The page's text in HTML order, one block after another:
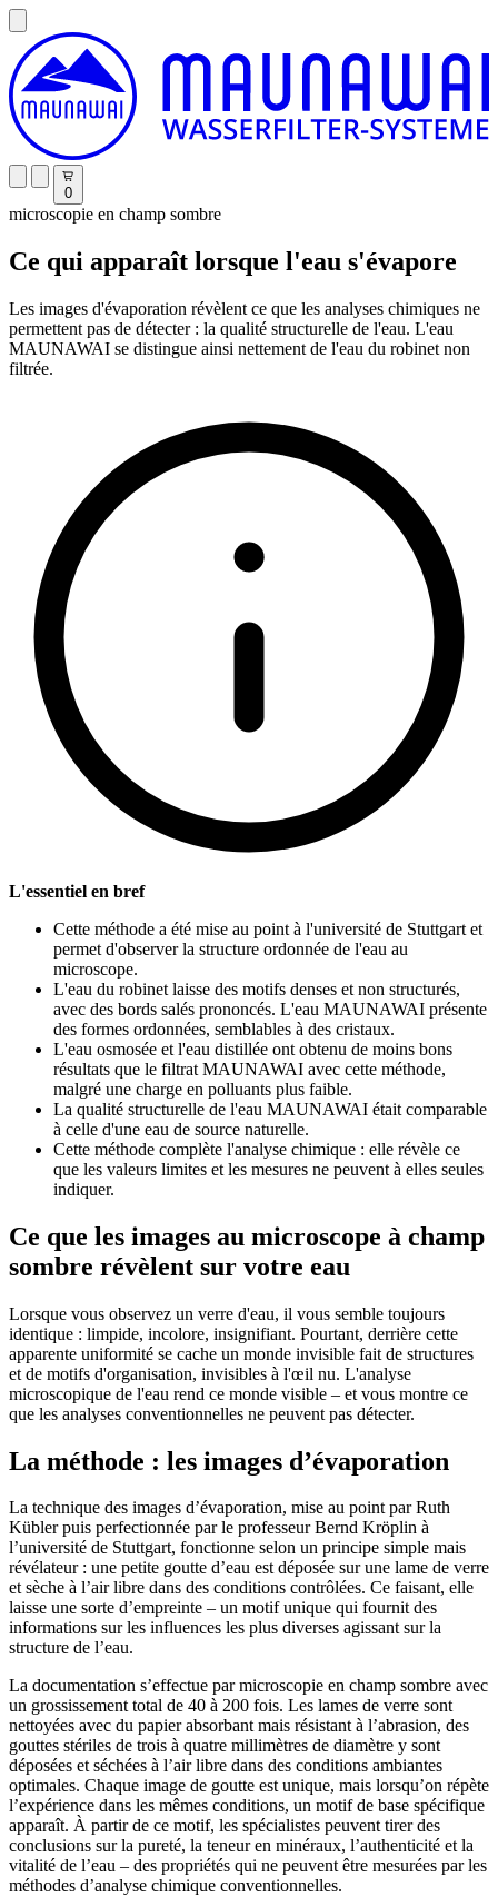
0
microscopie en champ sombre
Ce qui apparaît lorsque l'eau s'évapore
Les images d'évaporation révèlent ce que les analyses chimiques ne
permettent pas de détecter : la qualité structurelle de l'eau. L'eau
MAUNAWAI se distingue ainsi nettement de l'eau du robinet non
filtrée.
L'essentiel en bref
Cette méthode a été mise au point à l'université de Stuttgart et
permet d'observer la structure ordonnée de l'eau au
microscope.
L'eau du robinet laisse des motifs denses et non structurés,
avec des bords salés prononcés. L'eau MAUNAWAI présente
des formes ordonnées, semblables à des cristaux.
L'eau osmosée et l'eau distillée ont obtenu de moins bons
résultats que le filtrat MAUNAWAI avec cette méthode,
malgré une charge en polluants plus faible.
La qualité structurelle de l'eau MAUNAWAI était comparable
à celle d'une eau de source naturelle.
Cette méthode complète l'analyse chimique : elle révèle ce
que les valeurs limites et les mesures ne peuvent à elles seules
indiquer.
Ce que les images au microscope à champ
sombre révèlent sur votre eau
Lorsque vous observez un verre d'eau, il vous semble toujours
identique : limpide, incolore, insignifiant. Pourtant, derrière cette
apparente uniformité se cache un monde invisible fait de structures
et de motifs d'organisation, invisibles à l'œil nu. L'analyse
microscopique de l'eau rend ce monde visible – et vous montre ce
que les analyses conventionnelles ne peuvent pas détecter.
La méthode : les images d’évaporation
La technique des images d’évaporation, mise au point par Ruth
Kübler puis perfectionnée par le professeur Bernd Kröplin à
l’université de Stuttgart, fonctionne selon un principe simple mais
révélateur : une petite goutte d’eau est déposée sur une lame de verre
et sèche à l’air libre dans des conditions contrôlées. Ce faisant, elle
laisse une sorte d’empreinte – un motif unique qui fournit des
informations sur les influences les plus diverses agissant sur la
structure de l’eau.
La documentation s’effectue par microscopie en champ sombre avec
un grossissement total de 40 à 200 fois. Les lames de verre sont
nettoyées avec du papier absorbant mais résistant à l’abrasion, des
gouttes stériles de trois à quatre millimètres de diamètre y sont
déposées et séchées à l’air libre dans des conditions ambiantes
optimales. Chaque image de goutte est unique, mais lorsqu’on répète
l’expérience dans les mêmes conditions, un motif de base spécifique
apparaît. À partir de ce motif, les spécialistes peuvent tirer des
conclusions sur la pureté, la teneur en minéraux, l’authenticité et la
vitalité de l’eau – des propriétés qui ne peuvent être mesurées par les
méthodes d’analyse chimique conventionnelles.